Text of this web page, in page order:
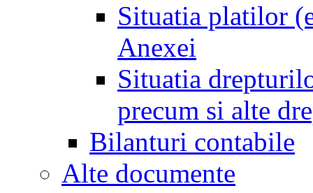
Situatia platilor
Anexei
Situatia
precum si alte
Bilanturi contabile
Alte documente